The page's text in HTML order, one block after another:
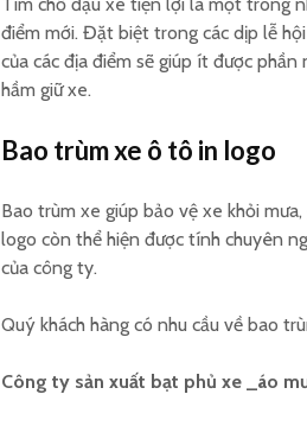
điểm mới. Đặt biệt trong các dịp lễ
của các địa điểm sẽ giúp ít được
hầm giữ xe.
Bao trùm xe ô tô in logo
Bao trùm xe giúp bảo vệ xe khỏi
logo còn thể hiện được tính chuyên
của công ty.
Quý khách hàng có nhu cầu về bao
Công ty sản xuất bạt phủ xe _áo